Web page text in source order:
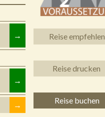
→
→
→
Reise empfehlen
Reise drucken
Reise buchen